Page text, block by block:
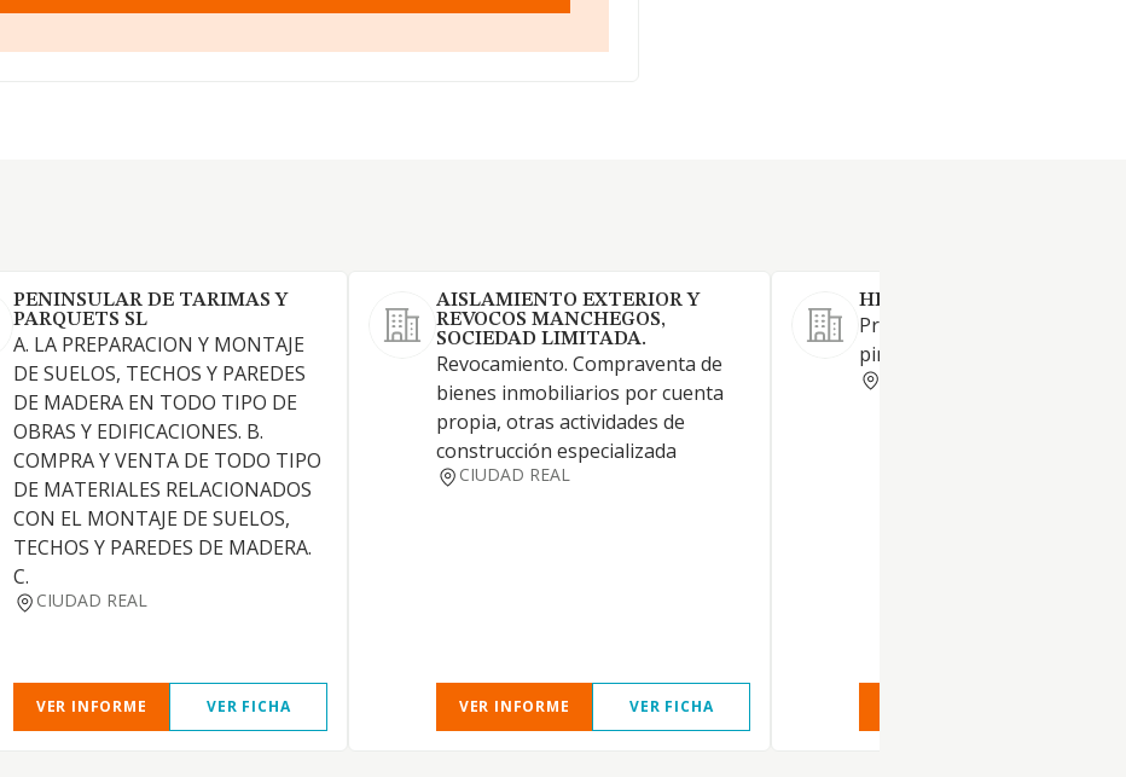
PENINSULAR DE TARIMAS Y
PARQUETS SL
A. LA PREPARACION Y MONTAJE
DE SUELOS, TECHOS Y PAREDES
DE MADERA EN TODO TIPO DE
OBRAS Y EDIFICACIONES. B.
COMPRA Y VENTA DE TODO TIPO
DE MATERIALES RELACIONADOS
CON EL MONTAJE DE SUELOS,
TECHOS Y PAREDES DE MADERA.
C.
CIUDAD REAL
VER INFORME VER FICHA
AISLAMIENTO EXTERIOR Y
REVOCOS MANCHEGOS,
SOCIEDAD LIMITADA.
Revocamiento. Compraventa de
bienes inmobiliarios por cuenta
propia, otras actividades de
construcción especializada
CIUDAD REAL
VER INFORME VER FICHA
HIJOS DE J CARDOSO SL
Producción y distribución de
pintado.